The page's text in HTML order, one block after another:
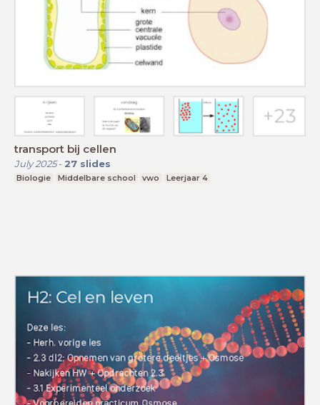
transport bij cellen
July 2025- 27 slides
Biologie Middelbare school vwo Leerjaar 4